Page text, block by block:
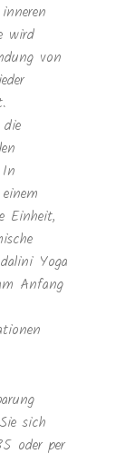
wird
von
Einheit,
Yoga
Anfang
sich
oder per